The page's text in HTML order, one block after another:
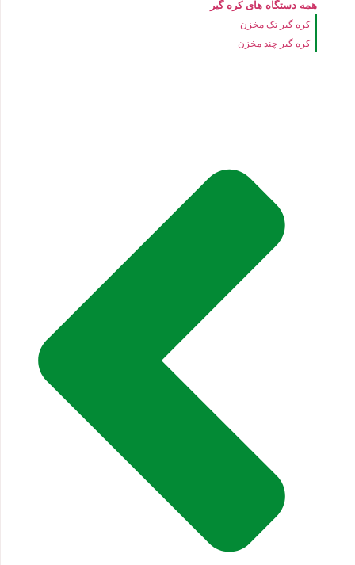
همه دستگاه های کره گیر
کره گیر تک مخزن
کره گیر چند مخزن